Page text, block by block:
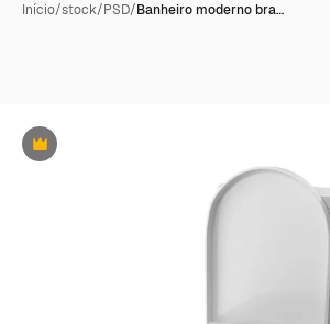
Início/stock/PSD/Banheiro moderno bra…
Premium